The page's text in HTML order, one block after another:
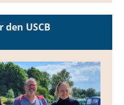
den USCB